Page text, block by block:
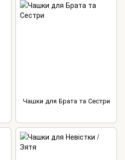
Чашки для Брата та Сестри